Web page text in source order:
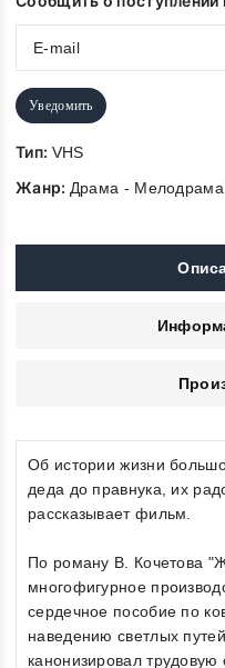
Уведомить
Тип: VHS
Жанр: Драма - Мелодрама
Об истории жизни
деда до правнука, их
рассказывает фильм.
По роману В. Кочетова
многофигурное
сердечное пособие по
наведению светлых
канонизировал